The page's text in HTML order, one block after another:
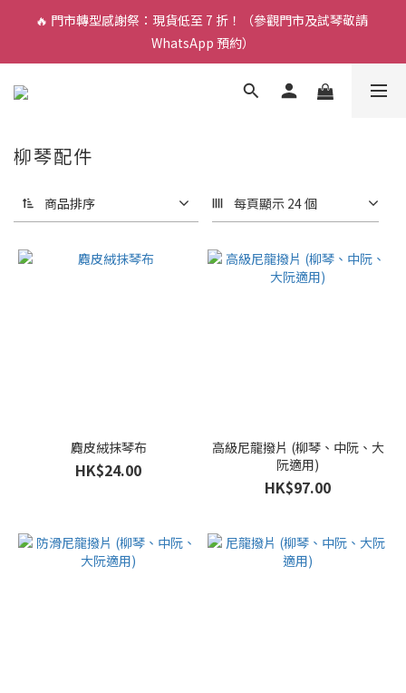
🎵 新生限時：$200 試堂優惠（包樂器借用）
🔥 門市轉型感謝祭：現貨低至 7 折！（參觀門市及試琴敬請
WhatsApp 預約）
🎵 新生限時：$200 試堂優惠（包樂器借用）
柳琴配件
商品排序 每頁顯示 24 個
麑皮絨抹琴布
HK$24.00
高級尼龍撥片 (柳琴、中阮、大
阮適用)
HK$97.00